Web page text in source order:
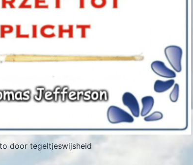
door tegeltjeswijsheid